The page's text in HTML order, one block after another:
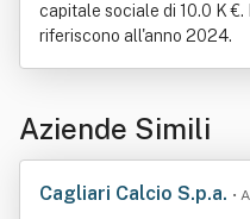
capitale sociale di 10.0 K
riferiscono all'anno 2024.
Aziende Simili
Cagliari Calcio S.p.a. •